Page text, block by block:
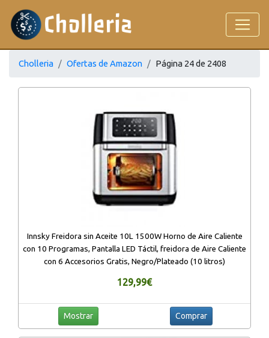
Cholleria Ofertas de Amazon Página 24 de 2408
Innsky Freidora sin Aceite 10L 1500W Horno de Aire Caliente
con 10 Programas, Pantalla LED Táctil, freidora de Aire Caliente
con 6 Accesorios Gratis, Negro/Plateado (10 litros)
129,99€
Mostrar Comprar